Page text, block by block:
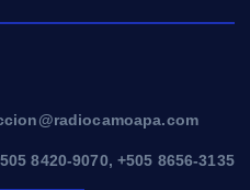
8420-9070, +505 8656-3135